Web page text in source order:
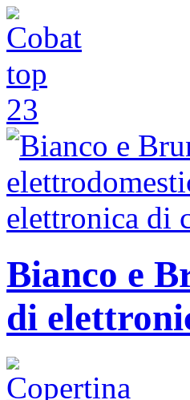
Bianco e
di